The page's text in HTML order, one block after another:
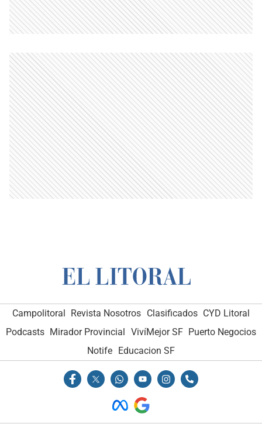
Campolitoral Revista Nosotros Clasificados CYD Litoral
Podcasts Mirador Provincial VivíMejor SF Puerto Negocios
Notife Educacion SF